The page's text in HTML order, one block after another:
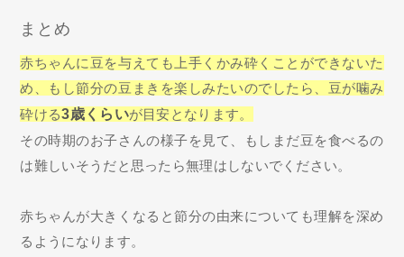
まとめ
赤ちゃんに豆を与えても上手くかみ砕くことができないた
め、もし節分の豆まきを楽しみたいのでしたら、豆が噛み
砕ける3歳くらいが目安となります。
その時期のお子さんの様子を見て、もしまだ豆を食べるの
は難しいそうだと思ったら無理はしないでください。
赤ちゃんが大きくなると節分の由来についても理解を深め
るようになります。